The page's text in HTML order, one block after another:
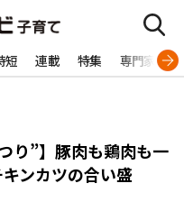
短 連載 特集 専門家
り”】豚肉も鶏肉も一
ンカツの合い盛